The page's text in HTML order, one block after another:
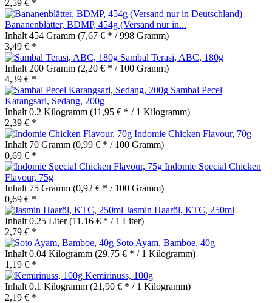
2,59 € *
Bananenblätter, BDMP, 454g (Versand nur in...
Inhalt 454 Gramm (7,67 € * / 998 Gramm)
3,49 € *
Sambal Terasi, ABC, 180g
Inhalt 200 Gramm (2,20 € * / 100 Gramm)
4,39 € *
Sambal Pecel
Karangsari, Sedang, 200g
Inhalt 0.2 Kilogramm (11,95 € * / 1 Kilogramm)
2,39 € *
Indomie Chicken Flavour, 70g
Inhalt 70 Gramm (0,99 € * / 100 Gramm)
0,69 € *
Indomie Special Chicken
Flavour, 75g
Inhalt 75 Gramm (0,92 € * / 100 Gramm)
0,69 € *
Jasmin Haaröl, KTC, 250ml
Inhalt 0.25 Liter(11,16 € * / 1 Liter)
2,79 € *
Soto Ayam, Bamboe, 40g
Inhalt 0.04 Kilogramm (29,75 € * / 1 Kilogramm)
1,19 € *
Kemirinuss, 100g
Inhalt 0.1 Kilogramm (21,90 € * / 1 Kilogramm)
2,19 € *